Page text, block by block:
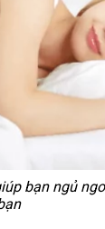
bạn ngủ